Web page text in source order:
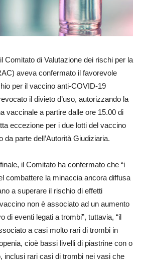
Comitato di Valutazione dei rischi per la
aveva confermato il favorevole
per il vaccino anti-COVID-19
il divieto d’uso, autorizzando la
vaccinale a partire dalle ore 15.00 di
eccezione per i due lotti del vaccino
da parte dell’Autorità Giudiziaria.
il Comitato ha confermato che “i
combattere la minaccia ancora diffusa
a superare il rischio di effetti
non è associato ad un aumento
di eventi legati a trombi”, tuttavia, “il
a casi molto rari di trombi in
cioè bassi livelli di piastrine con o
inclusi rari casi di trombi nei vasi che